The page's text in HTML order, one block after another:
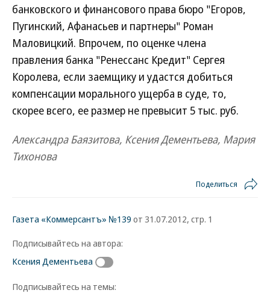
банковского и финансового права бюро "Егоров,
Пугинский, Афанасьев и партнеры" Роман
Маловицкий. Впрочем, по оценке члена
правления банка "Ренессанс Кредит" Сергея
Королева, если заемщику и удастся добиться
компенсации морального ущерба в суде, то,
скорее всего, ее размер не превысит 5 тыс. руб.
Александра Баязитова, Ксения Дементьева, Мария
Тихонова
Поделиться
Газета «Коммерсантъ» №139 от 31.07.2012, стр. 1
Подписывайтесь на автора:
Ксения Дементьева
Подписывайтесь на темы: